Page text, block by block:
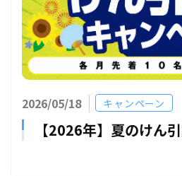
2026/05/18 キャンペーン
【2026年】夏のけん